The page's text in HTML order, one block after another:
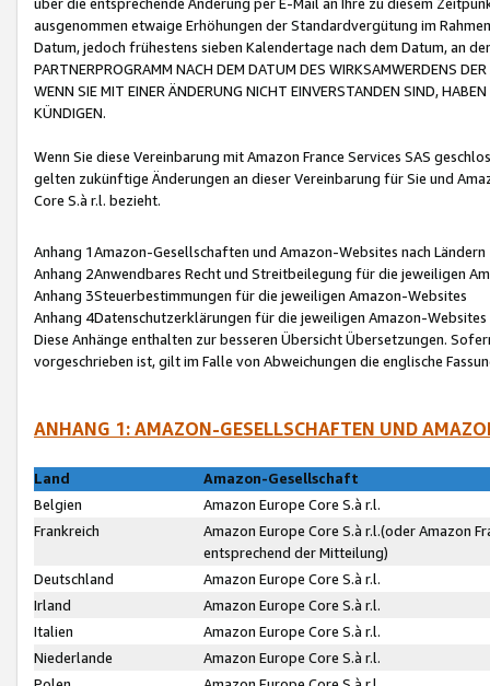
ausgenommen etwaige Erhöhungen der Standardvergütung im
Datum, jedoch frühestens sieben Kalendertage nach dem Datum, an
PARTNERPROGRAMM NACH DEM DATUM DES WIRKSAMWERDENS
WENN SIE MIT EINER ÄNDERUNG NICHT EINVERSTANDEN SIND,
KÜNDIGEN.
Wenn Sie diese Vereinbarung mit Amazon France Services SAS
gelten zukünftige Änderungen an dieser Vereinbarung für Sie und
Core S.à r.l. bezieht.
Anhang 1Amazon-Gesellschaften und Amazon-Websites nach Ländern
Anhang 2Anwendbares Recht und Streitbeilegung für die jeweiligen
Anhang 3Steuerbestimmungen für die jeweiligen Amazon-Websites
Anhang 4Datenschutzerklärungen für die jeweiligen Amazon-Websites
Diese Anhänge enthalten zur besseren Übersicht Übersetzungen.
vorgeschrieben ist, gilt im Falle von Abweichungen die englische
ANHANG 1: AMAZON-GESELLSCHAFTEN UND
Land
Amazon-Gesellschaft
Belgien
Amazon Europe Core S.à r.l.
Frankreich
Amazon Europe Core S.à r.l.(oder Amazon
entsprechend der Mitteilung)
Deutschland
Amazon Europe Core S.à r.l.
Irland
Amazon Europe Core S.à r.l.
Italien
Amazon Europe Core S.à r.l.
Niederlande
Amazon Europe Core S.à r.l.